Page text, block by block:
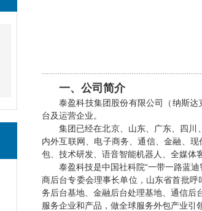
一、公司简介
泰盈科技集团股份有限公司（纳斯
台及运营企业。
集团已经在北京、山东、广东、四
内外互联网、电子商务、通信、金融、
包、技术研发、语音智能机器人、全媒体
泰盈科技是中国社科院“一带一路蓝
商后台专委会理事长单位，山东省首批
务后台基地、金融后台处理基地、通信后
服务企业和产品，做全球服务外包产业引